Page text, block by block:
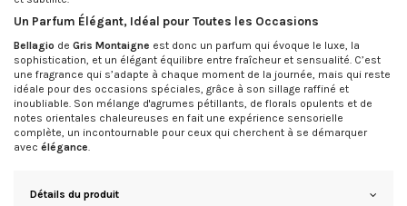
Un Parfum Élégant, Idéal pour Toutes les Occasions
Bellagio de Gris Montaigne est donc un parfum qui évoque le luxe, la
sophistication, et un élégant équilibre entre fraîcheur et sensualité. C’est
une fragrance qui s’adapte à chaque moment de la journée, mais qui reste
idéale pour des occasions spéciales, grâce à son sillage raffiné et
inoubliable. Son mélange d'agrumes pétillants, de florals opulents et de
notes orientales chaleureuses en fait une expérience sensorielle
complète, un incontournable pour ceux qui cherchent à se démarquer
avec élégance.
Détails du produit